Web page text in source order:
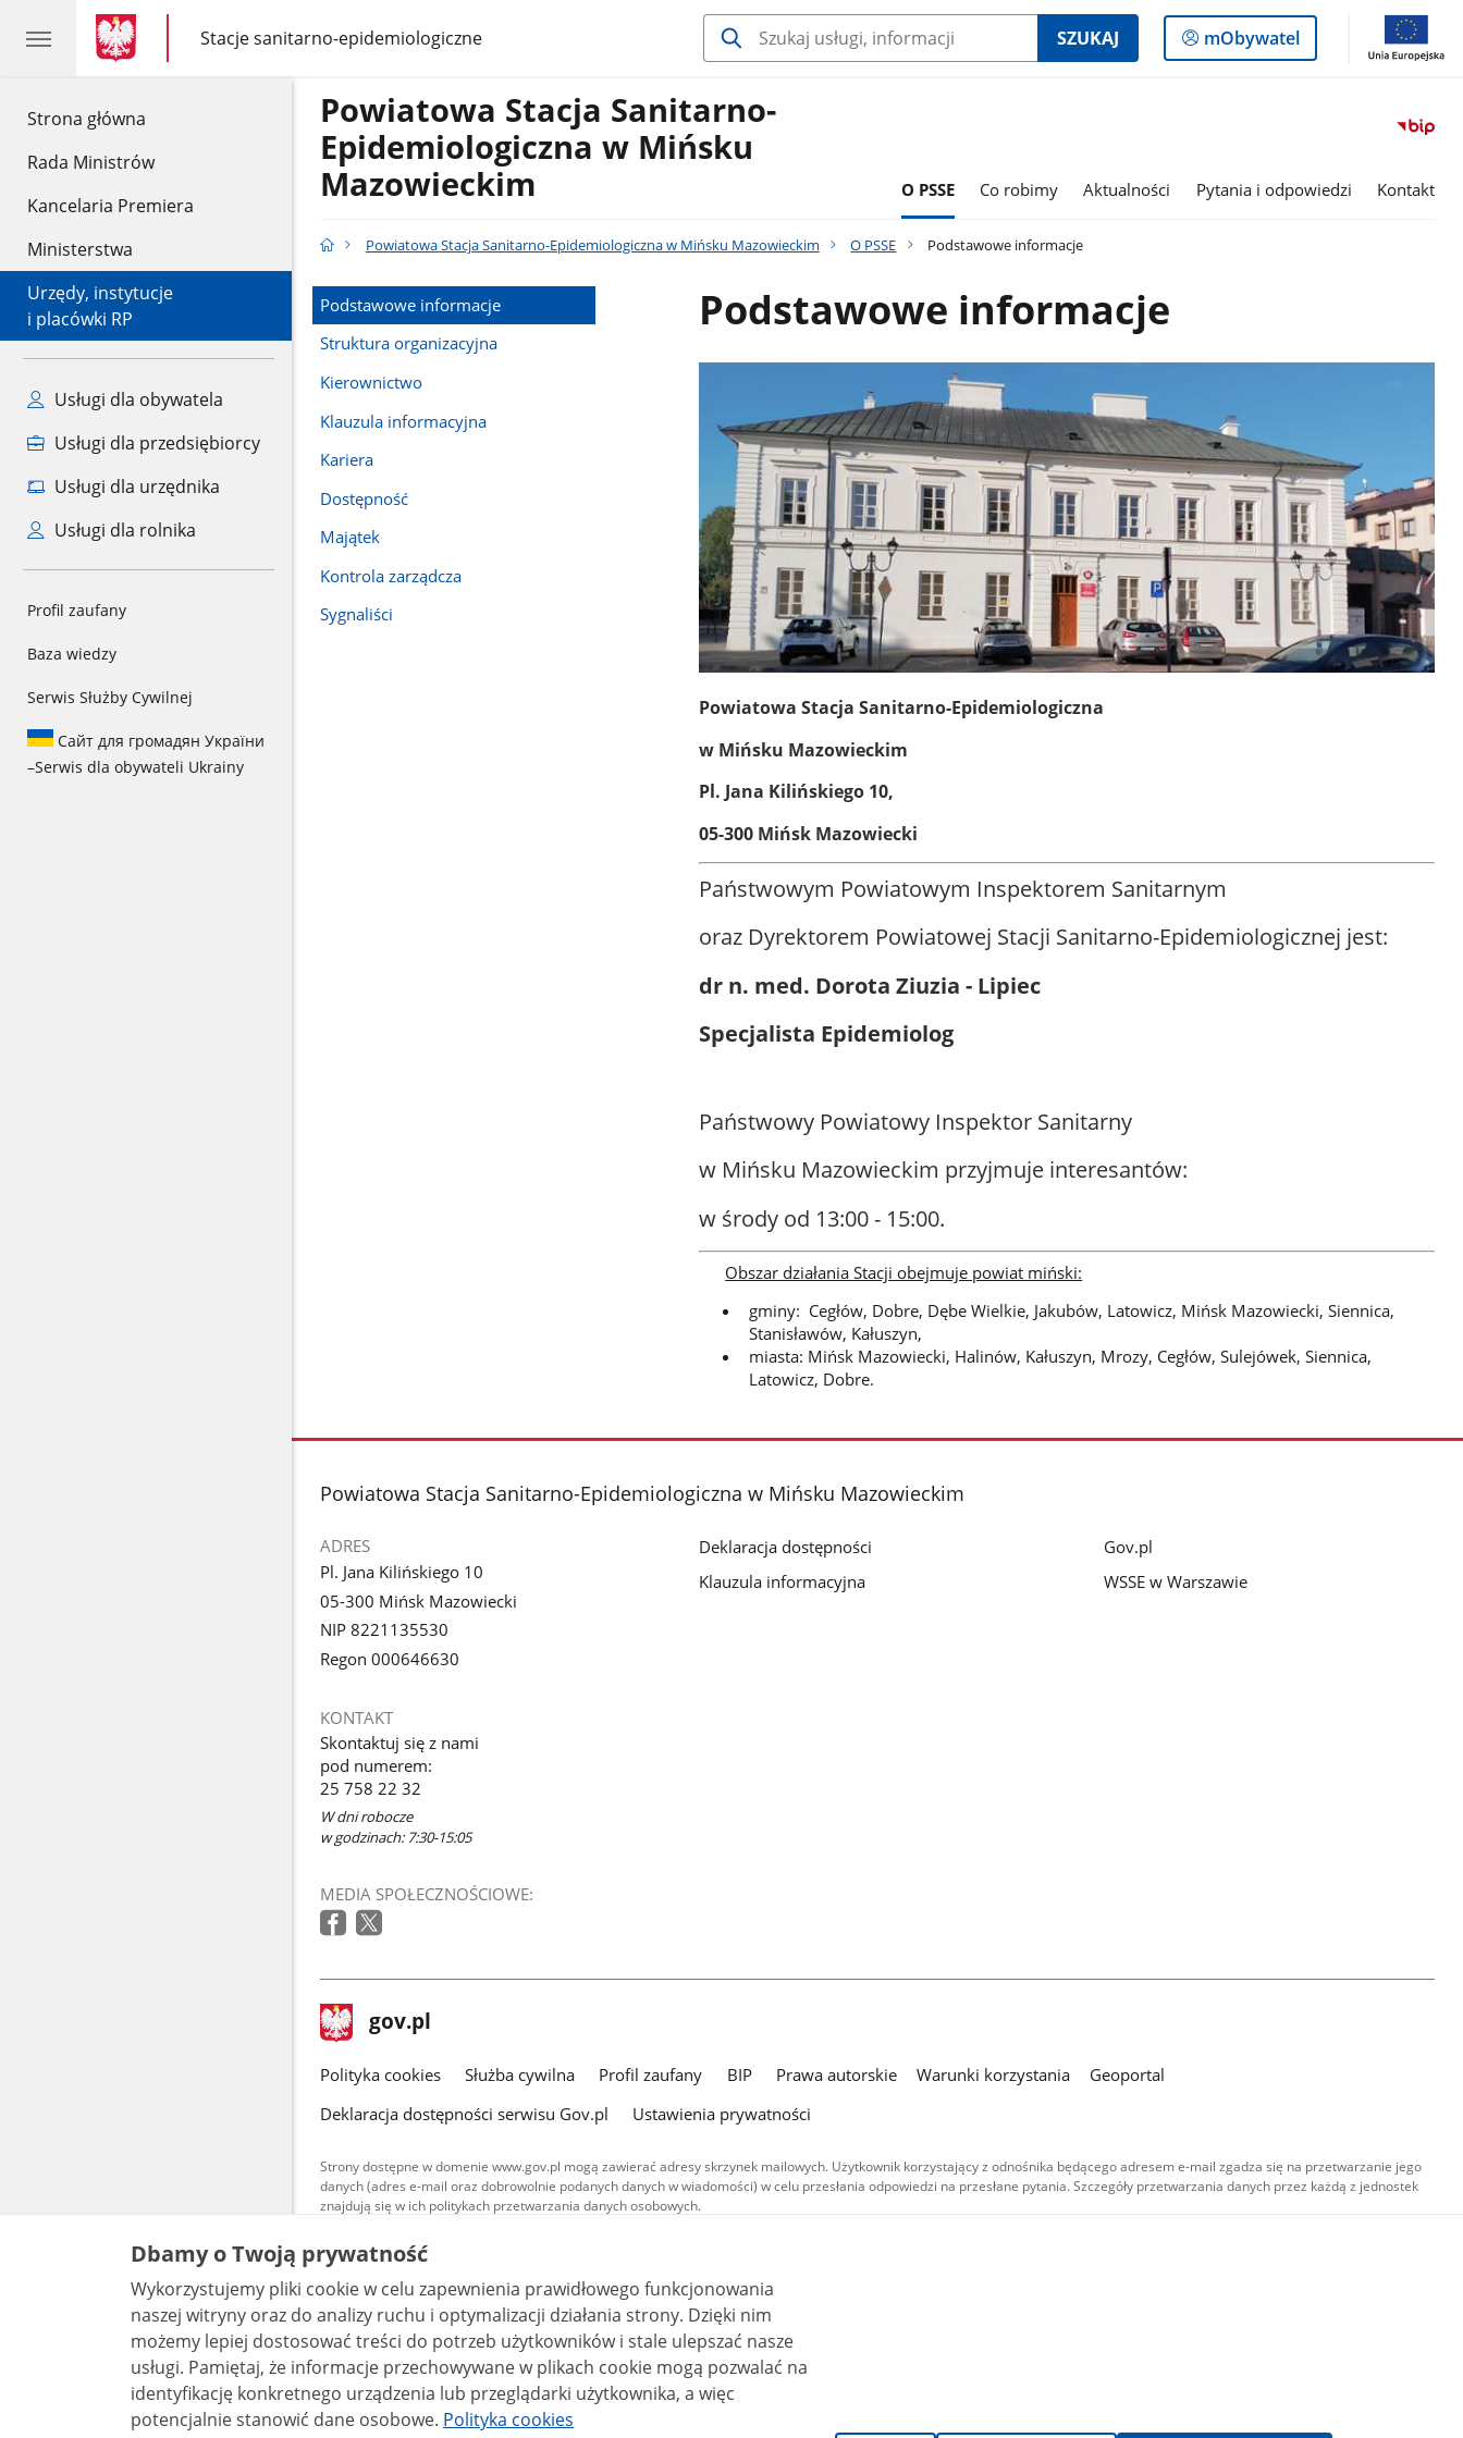
Strona główna
Rada Ministrów
Kancelaria Premiera
Ministerstwa
Urzędy, instytucje
i placówki RP
Usługi dla obywatela
Usługi dla przedsiębiorcy
Usługi dla urzędnika
Usługi dla rolnika
Profil zaufany
Baza wiedzy
Serwis Służby Cywilnej
Сайт для громадян України
–Serwis dla obywateli Ukrainy
gov.pl
gov.pl
Stacje sanitarno-epidemiologiczne
gov.pl
Stacje
sanitarno-
epidemiologiczne
SZUKAJ
Logowanie
do
mObywatel
Powiatowa Stacja Sanitarno-
Epidemiologiczna w Mińsku
Mazowieckim
O PSSE Co robimy Aktualności Pytania i odpowiedzi Kontakt
Powiatowa Stacja Sanitarno-Epidemiologiczna w Mińsku Mazowieckim O PSSE Podstawowe informacje
Podstawowe informacje
Struktura organizacyjna
Kierownictwo
Klauzula informacyjna
Kariera
Dostępność
Majątek
Kontrola zarządcza
Sygnaliści
Podstawowe informacje
Powiatowa Stacja Sanitarno-Epidemiologiczna
w Mińsku Mazowieckim
Pl. Jana Kilińskiego 10,
05-300 Mińsk Mazowiecki
Państwowym Powiatowym Inspektorem Sanitarnym
oraz Dyrektorem Powiatowej Stacji Sanitarno-Epidemiologicznej jest:
dr n. med. Dorota Ziuzia - Lipiec
Specjalista Epidemiolog
Państwowy Powiatowy Inspektor Sanitarny
w Mińsku Mazowieckim przyjmuje interesantów:
w środy od 13:00 - 15:00.
Obszar działania Stacji obejmuje powiat miński:
gminy: Cegłów, Dobre, Dębe Wielkie, Jakubów, Latowicz, Mińsk Mazowiecki, Siennica,
Stanisławów, Kałuszyn,
miasta: Mińsk Mazowiecki, Halinów, Kałuszyn, Mrozy, Cegłów, Sulejówek, Siennica,
Latowicz, Dobre.
stopka
Powiatowa Stacja Sanitarno-Epidemiologiczna w Mińsku Mazowieckim
ADRES
Pl. Jana Kilińskiego 10
05-300 Mińsk Mazowiecki
NIP 8221135530
Regon 000646630
KONTAKT
Skontaktuj się z nami
pod numerem:
25 758 22 32
W dni robocze
w godzinach: 7:30-15:05
MEDIA SPOŁECZNOŚCIOWE:
Deklaracja dostępności
Klauzula informacyjna
Gov.pl
WSSE w Warszawie
stopka
gov.pl Strona
gov.pl
gov.pl
Polityka cookies Służba cywilna Profil zaufany BIP Prawa autorskie Warunki korzystania
Geoportal
Deklaracja dostępności serwisu Gov.pl
Ustawienia prywatności
Strony dostępne w domenie www.gov.pl mogą zawierać adresy skrzynek mailowych. Użytkownik korzystający z odnośnika będącego adresem e-mail zgadza się na przetwarzanie jego
danych (adres e-mail oraz dobrowolnie podanych danych w wiadomości) w celu przesłania odpowiedzi na przesłane pytania. Szczegóły przetwarzania danych przez każdą z jednostek
znajdują się w ich politykach przetwarzania danych osobowych.
Treści tekstowe publikowane w serwisie (z wyłączeniem treści audiowizualnych), są
udostępniane na licencji typu Creative Commons: uznanie autorstwa - na tych samych
warunkach 4.0 (CC BY-SA 4.0). Materiały audiowizualne, w tym zdjęcia, materiały audio i wideo,
są udostępniane na licencji typu Creative Commons: uznanie autorstwa użycie niekomercyjne -
bez utworów zależnych 4.0 (CC BY-NC-ND 4.0), o ile nie jest to stwierdzone inaczej.
Dbamy o Twoją prywatność
Wykorzystujemy pliki cookie w celu zapewnienia prawidłowego funkcjonowania
naszej witryny oraz do analizy ruchu i optymalizacji działania strony. Dzięki nim
możemy lepiej dostosować treści do potrzeb użytkowników i stale ulepszać nasze
usługi. Pamiętaj, że informacje przechowywane w plikach cookie mogą pozwalać na
identyfikację konkretnego urządzenia lub przeglądarki użytkownika, a więc
potencjalnie stanowić dane osobowe. Polityka cookies